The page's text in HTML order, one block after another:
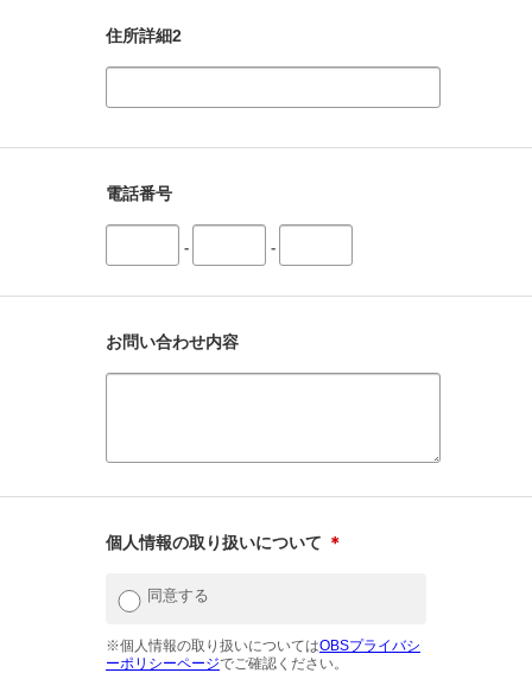
住所詳細2
電話番号
- -
お問い合わせ内容
個人情報の取り扱いについて ＊
同意する
※個人情報の取り扱いについてはOBSプライバシ
ーポリシーページでご確認ください。